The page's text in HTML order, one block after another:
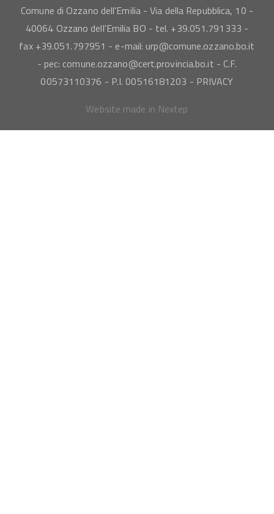
Comune di Ozzano dell'Emilia - Via della Repubblica, 10 -
40064 Ozzano dell'Emilia BO - tel. +39.051.791333 -
fax +39.051.797951 - e-mail: urp@comune.ozzano.bo.it
- pec: comune.ozzano@cert.provincia.bo.it - C.F.
00573110376 - P.I. 00516181203 - PRIVACY
Website made in Nextep